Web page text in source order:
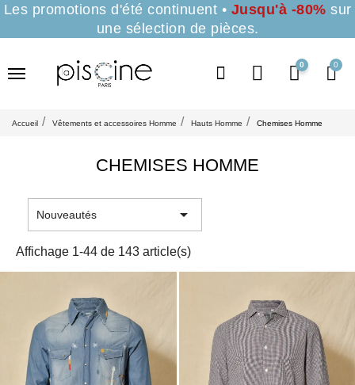
Les promotions d'été continuent • Jusqu'à -80% sur
une sélection de pièces.
0
Accueil Vêtements et accessoires Homme Hauts Homme Chemises Homme
CHEMISES HOMME
Nouveautés 
Affichage 1-44 de 143 article(s)